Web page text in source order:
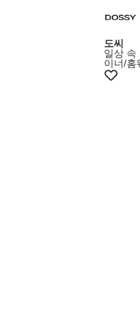
도씨
일상 속
이너/홈